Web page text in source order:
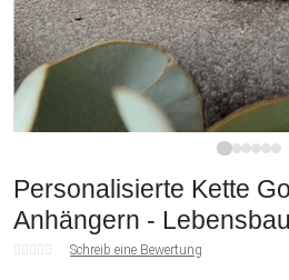
Personalisierte Kette
Anhängern -
Schreib eine Bewertung